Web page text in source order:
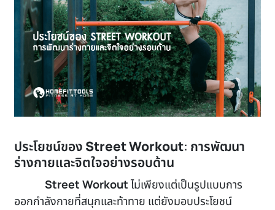
ประโยชน์ของ Street Workout: การพัฒนา
ร่างกายและจิตใจอย่างรอบด้าน
Street Workout ไม่เพียงแต่เป็นรูปแบบการ
ออกกำลังกายที่สนุกและท้าทาย แต่ยังมอบประโยชน์